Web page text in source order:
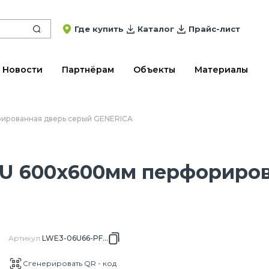
Где купить Каталог Прайс-лист
Новости Партнёрам Объекты Материалы
дверь серый GENERICA
600х600мм
Артикул:LWE3-06U66-PF-G
Сгенерировать QR - код